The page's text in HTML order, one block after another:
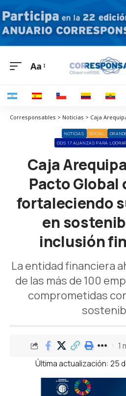
Aa
NOTICIAS SOCIAL
ODS 17 ALIANZAS PARA
Caja
Pacto Global
fortaleciendo
en
inclusión
La entidad financiera
de las más de 100
comprometidas
Última actualización: 25
1